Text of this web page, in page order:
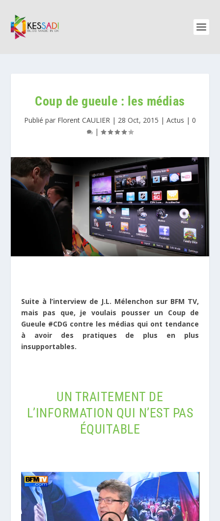
Coup de gueule : les médias
Publié par Florent CAULIER | 28 Oct, 2015 | Actus | 0
|
Suite à l’interview de J.L. Mélenchon sur BFM TV,
mais pas que, je voulais pousser un Coup de
Gueule #CDG contre les médias qui ont tendance
à avoir des pratiques de plus en plus
insupportables.
UN TRAITEMENT DE
L’INFORMATION QUI N’EST PAS
ÉQUITABLE